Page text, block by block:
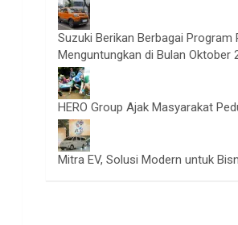
Suzuki Berikan Berbagai
Menguntungkan di Bulan Oktober
HERO Group Ajak Masyarakat
Mitra EV, Solusi Modern untuk